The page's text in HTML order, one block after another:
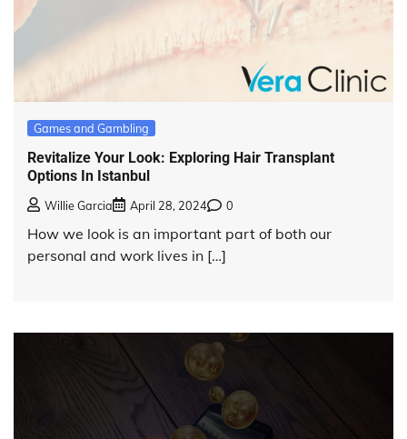
Games and Gambling
Revitalize Your Look: Exploring Hair Transplant
Options In Istanbul
Willie Garcia April 28, 2024 0
How we look is an important part of both our
personal and work lives in […]